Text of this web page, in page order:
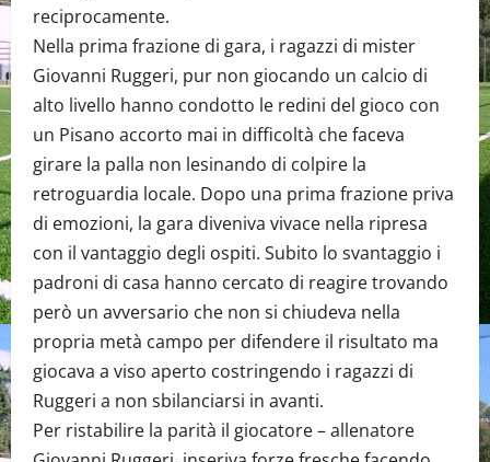
reciprocamente.
Nella prima frazione di gara, i ragazzi di mister
Giovanni Ruggeri, pur non giocando un calcio di
alto livello hanno condotto le redini del gioco con
un Pisano accorto mai in difficoltà che faceva
girare la palla non lesinando di colpire la
retroguardia locale. Dopo una prima frazione priva
di emozioni, la gara diveniva vivace nella ripresa
con il vantaggio degli ospiti. Subito lo svantaggio i
padroni di casa hanno cercato di reagire trovando
però un avversario che non si chiudeva nella
propria metà campo per difendere il risultato ma
giocava a viso aperto costringendo i ragazzi di
Ruggeri a non sbilanciarsi in avanti.
Per ristabilire la parità il giocatore – allenatore